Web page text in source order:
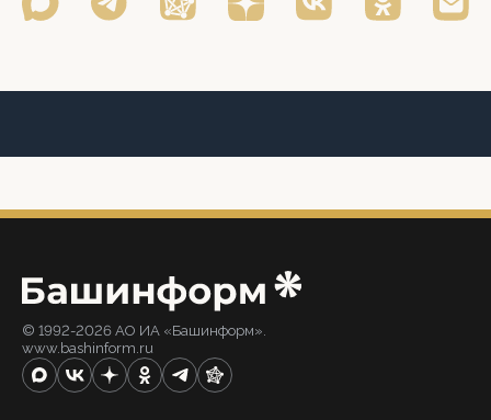
© 1992-2026 АО ИА «Башинформ».
www.bashinform.ru